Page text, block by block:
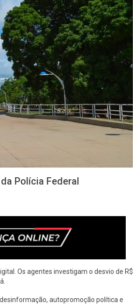
Polícia Federal
Os agentes investigam o desvio de R$
autopromoção política e